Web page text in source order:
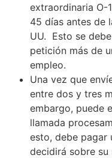
extraordinaria O-
45 días antes de
UU. Esto se
petición más de
empleo.
Una vez que
entre dos y tres
embargo, puede
llamada
esto, debe pagar
decidirá sobre